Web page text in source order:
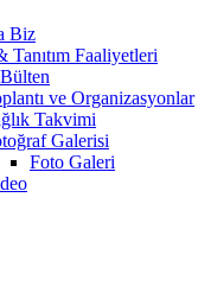
Biz
Tanıtım Faaliyetleri
ve Organizasyonlar
Takvimi
Galerisi
Foto Galeri